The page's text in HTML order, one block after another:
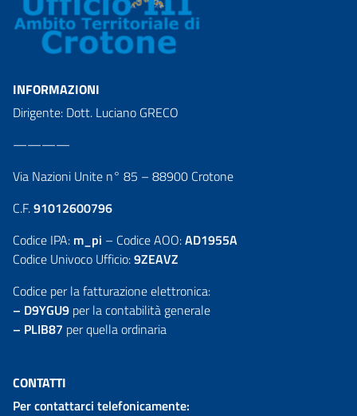
INFORMAZIONI
Dirigente: Dott. Luciano GRECO
————
Via Nazioni Unite n° 85 – 88900 Crotone
C.F.91012600796
Codice IPA: m_pi – Codice AOO:AD1955A
Codice Univoco Ufficio:9ZEAVZ
Codice per la fatturazione elettronica:
– D9YGU9 per la contabilità generale
– PLIB87 per quella ordinaria
CONTATTI
Per contattarci telefonicamente: